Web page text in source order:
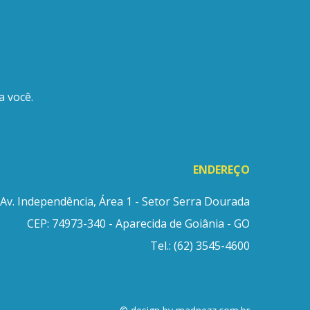
você.
ENDEREÇO
Av. Independência, Área 1 - Setor Serra Dourada
CEP: 74973-340 - Aparecida de Goiânia - GO
Tel.: (62) 3545-4600